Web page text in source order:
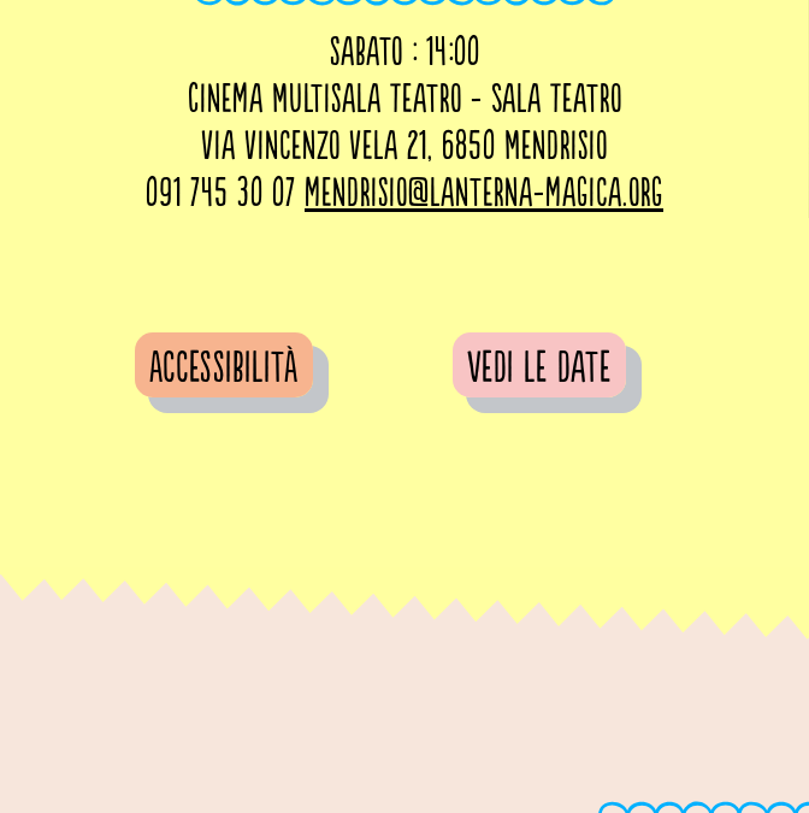
sabato : 14:00
Cinema Multisala Teatro - Sala Teatro
Via Vincenzo Vela 21, 6850 Mendrisio
091 745 30 07 mendrisio@lanterna-magica.org
Accessibilità vedi le date